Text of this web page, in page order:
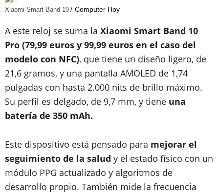
Xiaomi Smart Band 10 Computer Hoy
A este reloj se suma la Xiaomi Smart Band 10
Pro (79,99 euros y 99,99 euros en el caso del
modelo con NFC), que tiene un diseño ligero, de
21,6 gramos, y una pantalla AMOLED de 1,74
pulgadas con hasta 2.000 nits de brillo máximo.
Su perfil es delgado, de 9,7 mm, y tiene una
batería de 350 mAh.
Este dispositivo está pensado para mejorar el
seguimiento de la salud y el estado físico con un
módulo PPG actualizado y algoritmos de
desarrollo propio. También mide la frecuencia